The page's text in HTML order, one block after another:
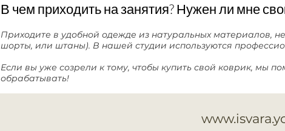
В чем приходить на занятия? Нужен ли мне
Приходите в удобной одежде из натуральных материалов,
шорты, или штаны). В нашей студии используются
Если вы уже созрели к тому, чтобы купить свой коврик, мы
обрабатывать!